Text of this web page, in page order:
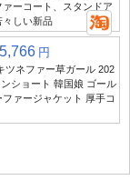
ーコート、スタンドア
々しい新品
5,766 円
ツネファー草ガール 202
ショート 韓国娘 ゴール
ァージャケット 厚手コ